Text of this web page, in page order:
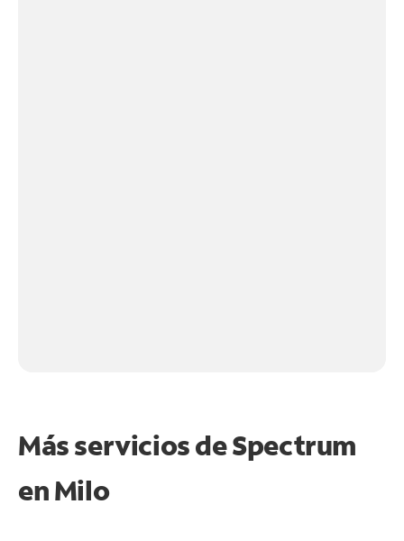
Más servicios de Spectrum
enMilo